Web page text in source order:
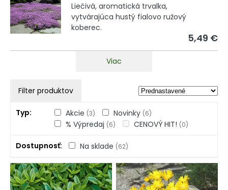
Liečivá, aromatická trvalka,
vytvárajúca hustý fialovo ružový
koberec.
5,49 €
Viac
Filter produktov
Typ Akcie (3) Novinky (6)
% Výpredaj (6) CENOVÝ HIT! (0)
Dostupnosť Na sklade (62)